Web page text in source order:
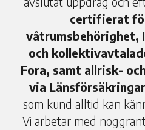
certifierat
våtrumsbehörighet,
och
Fora, samt allrisk-
via
som kund alltid kan
Vi arbetar med